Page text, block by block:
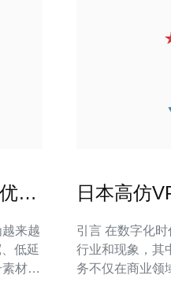
化
来越
低延
材上
日本高仿
引言 在数字化时代，网络技术的飞速发展催生了许多新兴
行业和现象，其
务不仅在商业领